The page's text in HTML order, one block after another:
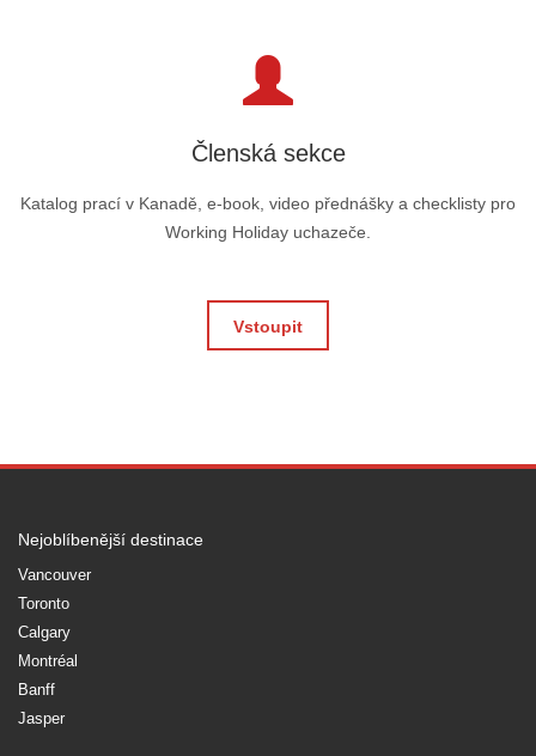
Členská sekce
Katalog prací v Kanadě, e-book, video přednášky a checklisty pro
Working Holiday uchazeče.
Vstoupit
Nejoblíbenější destinace
Vancouver
Toronto
Calgary
Montréal
Banff
Jasper